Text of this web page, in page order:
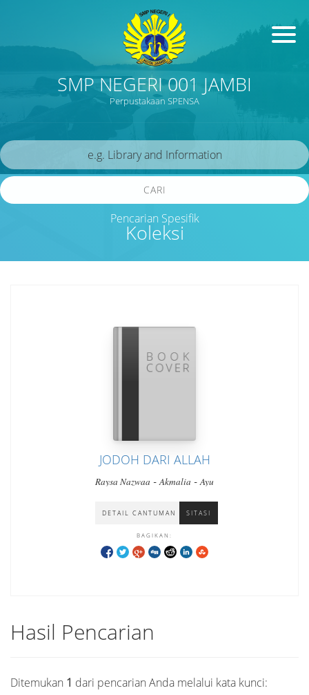
SMP NEGERI 001 JAMBI
Perpustakaan SPENSA
Koleksi
CARI
Pencarian Spesifik
JODOH DARI ALLAH
Raysa Nazwaa - Akmalia - Ayu
DETAIL CANTUMAN SITASI
BAGIKAN:
Hasil Pencarian
Ditemukan 1 dari pencarian Anda melalui kata kunci: